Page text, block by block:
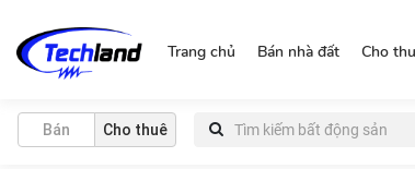
Trang chủ Bán nhà đất Cho
Bán Cho thuê